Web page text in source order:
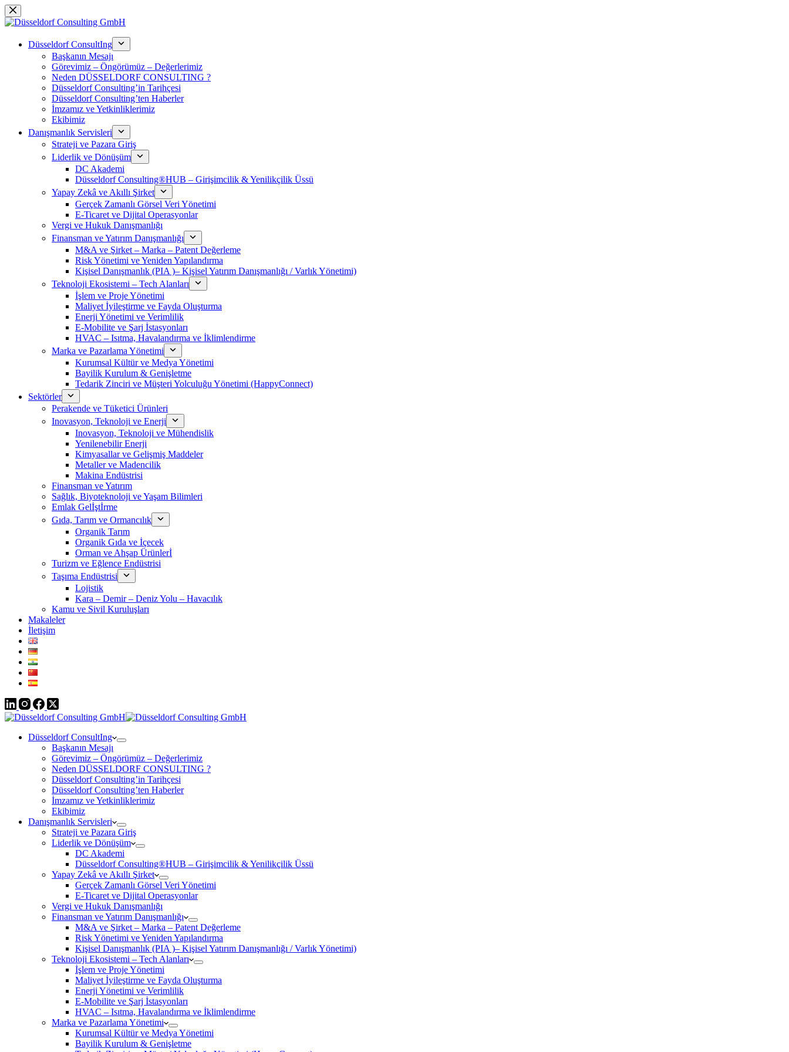
Skip
to
Düsseldorf ConsultIng
Başkanın Mesajı
Görevimiz – Öngörümüz – Değerlerimiz
Neden DÜSSELDORF CONSULTING ?
Düsseldorf Consulting’in Tarihçesi
Düsseldorf Consulting’ten Haberler
İmzamız ve Yetkinliklerimiz
Ekibimiz
Danışmanlık Servisleri
Strateji ve Pazara Giriş
Liderlik ve Dönüşüm
DC Akademi
Düsseldorf Consulting®HUB – Girişimcilik & Yenilikçilik Üssü
Yapay Zekâ ve Akıllı Şirket
Gerçek Zamanlı Görsel Veri Yönetimi
E-Ticaret ve Dijital Operasyonlar
Vergi ve Hukuk Danışmanlığı
Finansman ve Yatırım Danışmanlığı
M&A ve Şirket – Marka – Patent Değerleme
Risk Yönetimi ve Yeniden Yapılandırma
Kişisel Danışmanlık (PIA )– Kişisel Yatırım Danışmanlığı / Varlık Yönetimi)
Teknoloji Ekosistemi – Tech Alanları
İşlem ve Proje Yönetimi
Maliyet İyileştirme ve Fayda Oluşturma
Enerji Yönetimi ve Verimlilik
E-Mobilite ve Şarj İstasyonları
HVAC – Isıtma, Havalandırma ve İklimlendirme
Marka ve Pazarlama Yönetimi
Kurumsal Kültür ve Medya Yönetimi
Bayilik Kurulum & Genişletme
Tedarik Zinciri ve Müşteri Yolculuğu Yönetimi (HappyConnect)
Sektörler
Perakende ve Tüketici Ürünleri
Inovasyon, Teknoloji ve Enerji
Inovasyon, Teknoloji ve Mühendislik
Yenilenebilir Enerji
Kimyasallar ve Gelişmiş Maddeler
Metaller ve Madencilik
Makina Endüstrisi
Finansman ve Yatırım
Sağlık, Biyoteknoloji ve Yaşam Bilimleri
Emlak Gelİştİrme
Gıda, Tarım ve Ormancılık
Organik Tarım
Organik Gıda ve İçecek
Orman ve Ahşap Ürünlerİ
Turizm ve Eğlence Endüstrisi
Taşıma Endüstrisi
Lojistik
Kara – Demir – Deniz Yolu – Havacılık
Kamu ve Sivil Kuruluşları
Makaleler
İletişim
Düsseldorf ConsultIng
Başkanın Mesajı
Görevimiz – Öngörümüz – Değerlerimiz
Neden DÜSSELDORF CONSULTING ?
Düsseldorf Consulting’in Tarihçesi
Düsseldorf Consulting’ten Haberler
İmzamız ve Yetkinliklerimiz
Ekibimiz
Danışmanlık Servisleri
Strateji ve Pazara Giriş
Liderlik ve Dönüşüm
DC Akademi
Düsseldorf Consulting®HUB – Girişimcilik & Yenilikçilik Üssü
Yapay Zekâ ve Akıllı Şirket
Gerçek Zamanlı Görsel Veri Yönetimi
E-Ticaret ve Dijital Operasyonlar
Vergi ve Hukuk Danışmanlığı
Finansman ve Yatırım Danışmanlığı
M&A ve Şirket – Marka – Patent Değerleme
Risk Yönetimi ve Yeniden Yapılandırma
Kişisel Danışmanlık (PIA )– Kişisel Yatırım Danışmanlığı / Varlık Yönetimi)
Teknoloji Ekosistemi – Tech Alanları
İşlem ve Proje Yönetimi
Maliyet İyileştirme ve Fayda Oluşturma
Enerji Yönetimi ve Verimlilik
E-Mobilite ve Şarj İstasyonları
HVAC – Isıtma, Havalandırma ve İklimlendirme
Marka ve Pazarlama Yönetimi
Kurumsal Kültür ve Medya Yönetimi
Bayilik Kurulum & Genişletme